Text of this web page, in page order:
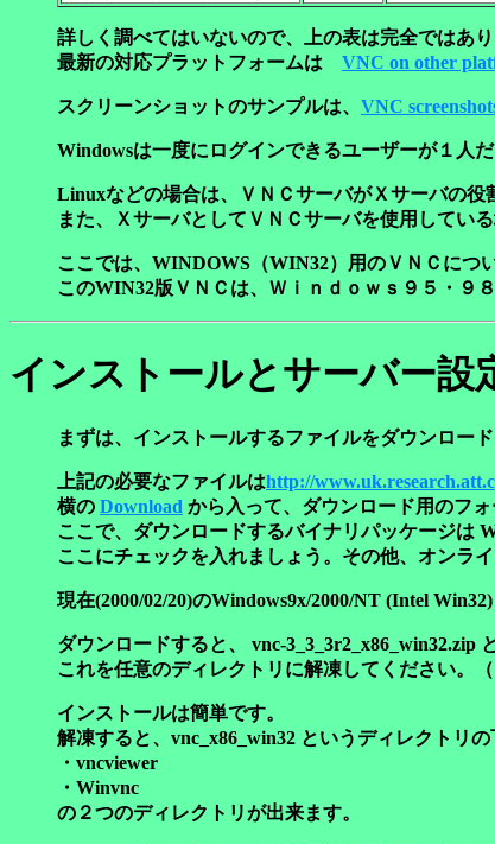
詳しく調べてはいないので、上の表は完全ではあり
最新の対応プラットフォームは VNC on other
スクリーンショットのサンプルは、 VNC
Windowsは一度にログインできるユーザーが１人
Linuxなどの場合は、ＶＮＣサーバがＸサーバの役
また、ＸサーバとしてＶＮＣサーバを使用してい
ここでは、WINDOWS（WIN32）用のＶＮＣにつ
このWIN32版ＶＮＣは、Ｗｉｎｄｏｗｓ９５・９
インストールとサーバー設
まずは、インストールするファイルをダウンロード
上記の必要なファイルはhttp://
横の Download から入って、ダウンロード用のフ
ここで、ダウンロードするバイナリパッケージは
ここにチェックを入れましょう。その他、オンラ
現在(2000/02/20)のWindows9x/2000/NT (Intel
ダウンロードすると、 vnc-3_3_3r2_x86_win32.zip
これを任意のディレクトリに解凍してください。（
インストールは簡単です。
解凍すると、vnc_x86_win32 というディレクトリの
・vncviewer
・Winvnc
の２つのディレクトリが出来ます。